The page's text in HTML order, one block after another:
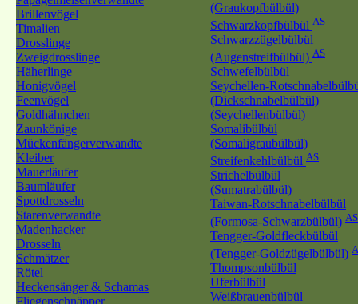
Brillenvögel
Timalien
Drosslinge
Zweigdrosslinge
Häherlinge
Honigvögel
Feenvögel
Goldhähnchen
Zaunkönige
Mückenfängerverwandte
Kleiber
Mauerläufer
Baumläufer
Spottdrosseln
Starenverwandte
Madenhacker
Drosseln
Schmätzer
Rötel
Heckensänger & Schamas
Fliegenschnäpper
(Graukopfbülbül)
Schwarzkopfbülbül AS
Schwarzzügelbülbül
(Augenstreifbülbül) AS
Schwefelbülbül
Seychellen-
(Dickschnabelbülbül)
(Seychellenbülbül)
Somalibülbül
(Somaligraubülbül)
Streifenkehlbülbül AS
Strichelbülbül
(Sumatrabülbül)
Taiwan-Rotschnabelbülbül
(Formosa-Schwarzbülbül) AS
Tengger-Goldfleckbülbül
(Tengger-Goldzügelbülbül)
Thompsonbülbül
Uferbülbül
Weißbrauenbülbül